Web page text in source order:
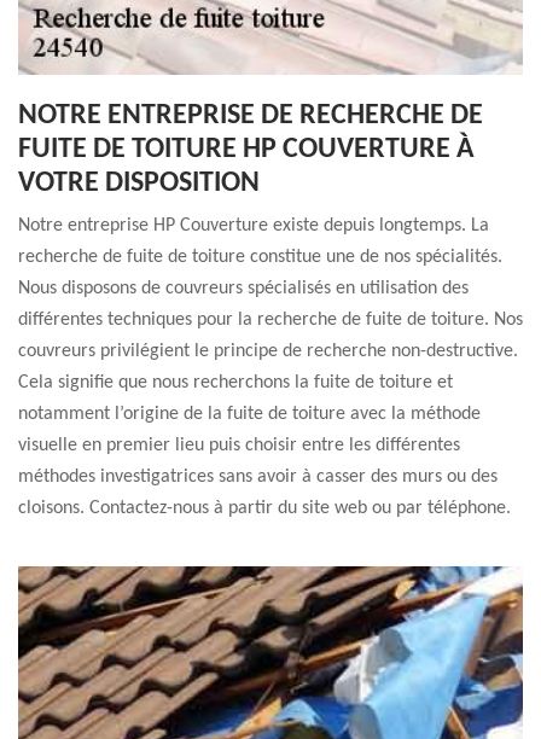
NOTRE ENTREPRISE DE RECHERCHE DE
FUITE DE TOITURE HP COUVERTURE À
VOTRE DISPOSITION
Notre entreprise HP Couverture existe depuis longtemps. La
recherche de fuite de toiture constitue une de nos spécialités.
Nous disposons de couvreurs spécialisés en utilisation des
différentes techniques pour la recherche de fuite de toiture. Nos
couvreurs privilégient le principe de recherche non-destructive.
Cela signifie que nous recherchons la fuite de toiture et
notamment l’origine de la fuite de toiture avec la méthode
visuelle en premier lieu puis choisir entre les différentes
méthodes investigatrices sans avoir à casser des murs ou des
cloisons. Contactez-nous à partir du site web ou par téléphone.